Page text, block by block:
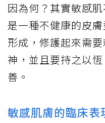
因為何？其實敏感
是一種不健康的皮
形成，修護起來需
神，並且要持之以
善。
敏感肌膚的臨床表